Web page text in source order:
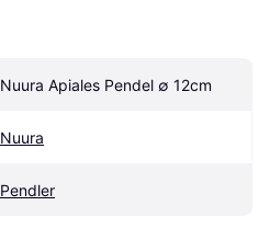
Nuura Apiales Pendel ∅ 12cm
Nuura
Pendler